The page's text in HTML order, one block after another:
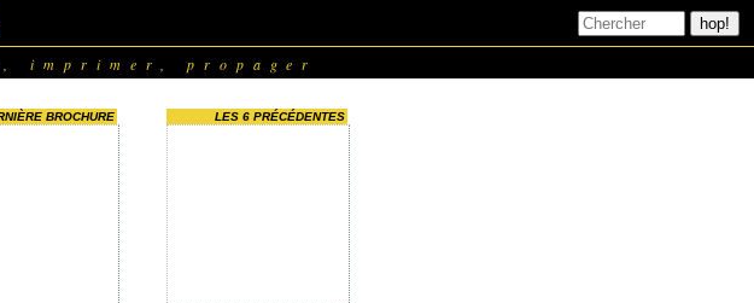
imprimer, propager
BROCHURE LES 6 PRÉCÉDENTES